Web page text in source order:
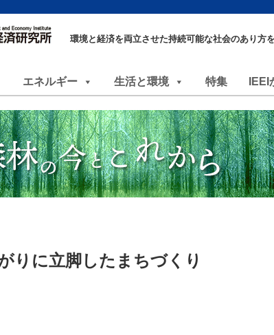
環境と経済を両立させた持続可能な社会のあり方
エネルギー 生活と環境 特集
りに立脚したまちづくり